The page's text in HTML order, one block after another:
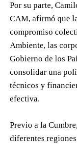
Por su parte,
CAM, afirmó que
compromiso
Ambiente, las
Gobierno de los
consolidar una
técnicos y
efectiva.
Previo a la
diferentes